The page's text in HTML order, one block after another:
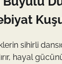
sihirli
hayal